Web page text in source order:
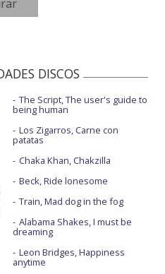
DISCOS
The Script, The user's guide to
being human
Los Zigarros, Carne con
patatas
Chaka Khan, Chakzilla
Beck, Ride lonesome
Train, Mad dog in the fog
Alabama Shakes, I must be
dreaming
Leon Bridges, Happiness
anytime